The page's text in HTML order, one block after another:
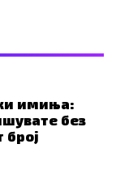
имиња:
без
број